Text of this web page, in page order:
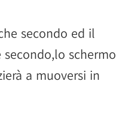
secondo ed il
schermo
a muoversi in